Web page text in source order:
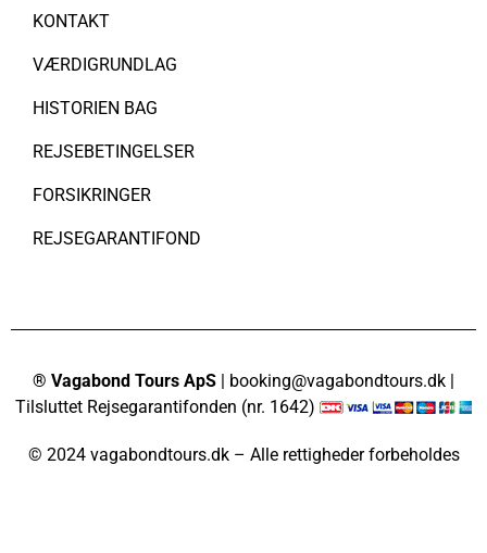
KONTAKT
VÆRDIGRUNDLAG
HISTORIEN BAG
REJSEBETINGELSER
FORSIKRINGER
REJSEGARANTIFOND
® Vagabond Tours ApS | booking@vagabondtours.dk |
Tilsluttet Rejsegarantifonden (nr. 1642)
© 2024 vagabondtours.dk – Alle rettigheder forbeholdes